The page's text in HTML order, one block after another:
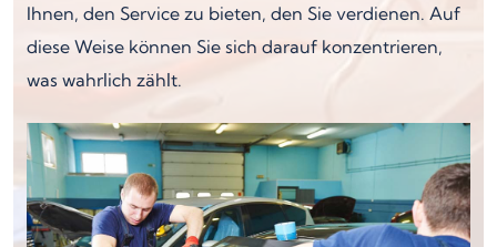
Ihnen, den Service zu bieten, den Sie verdienen. Auf
diese Weise können Sie sich darauf konzentrieren,
was wahrlich zählt.